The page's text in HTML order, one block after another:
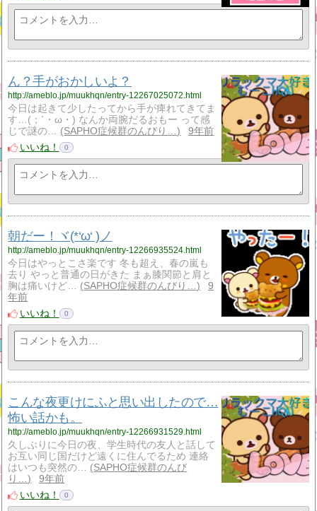
ん？手がおかしいよ？
http://ameblo.jp/muukhqn/entry-12267025072.html
今日は起きて少したってから手が痺れてきてま
す…(；´・ω・) なんか両腕だるおもー って感
じで謎の…
SAPHO症候群のんびり…
9年前
いいね！
0
朝だー！ヾ(*‘ω‘ )ノ
http://ameblo.jp/muukhqn/entry-12266935524.html
今日はやっとこさ楽です 冬も超え、春の嵐も
去り やっと普通の日がきた まぁ膝関節と肩と
胸は痛いけど…
SAPHO症候群のんびり…
9
年前
いいね！
0
こんな夜更けにふと思い出したので…
怖い話かも。
http://ameblo.jp/muukhqn/entry-12266931529.html
久しぶりに今日の夜、学生時代の友人と話して
お互い同じ国だけど遠くに住んでるため 連絡
はいつも突然の…
SAPHO症候群のんび
り…
9年前
いいね！
0